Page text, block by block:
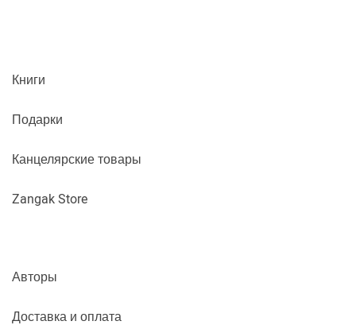
Книги
Подарки
Канцелярские товары
Zangak Store
Авторы
Доставка и оплата